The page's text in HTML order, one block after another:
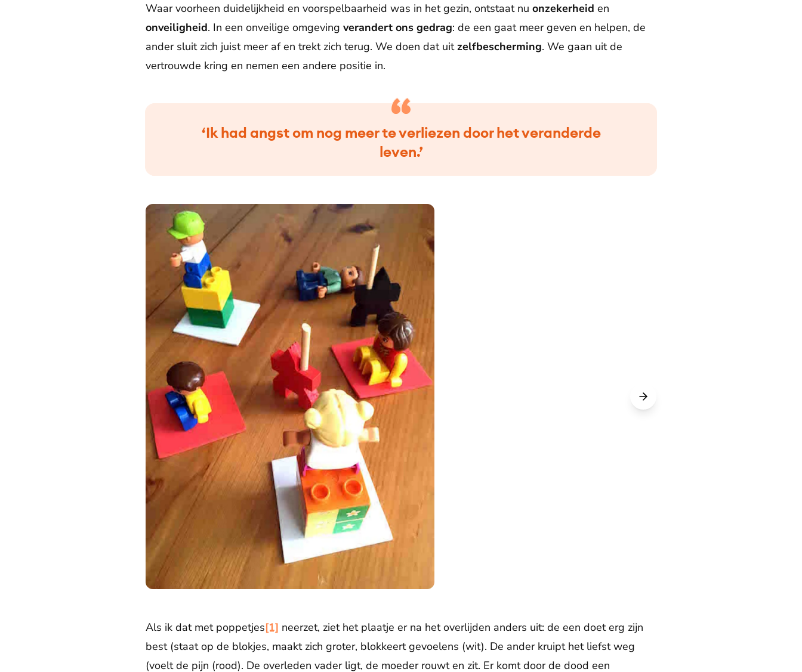
Waar voorheen duidelijkheid en voorspelbaarheid was in het gezin, ontstaat nu onzekerheid en
onveiligheid. In een onveilige omgeving verandert ons gedrag: de een gaat meer geven en helpen, de
ander sluit zich juist meer af en trekt zich terug. We doen dat uitzelfbescherming. We gaan uit de
vertrouwde kring en nemen een andere positie in.
‘Ik had angst om nog meer te verliezen door het veranderde
leven.’
Als ik dat met poppetjes[1] neerzet, ziet het plaatje er na het overlijden anders uit: de een doet erg zijn
best (staat op de blokjes, maakt zich groter, blokkeert gevoelens (wit). De ander kruipt het liefst weg
(voelt de pijn (rood). De overleden vader ligt, de moeder rouwt en zit. Er komt door de dood een